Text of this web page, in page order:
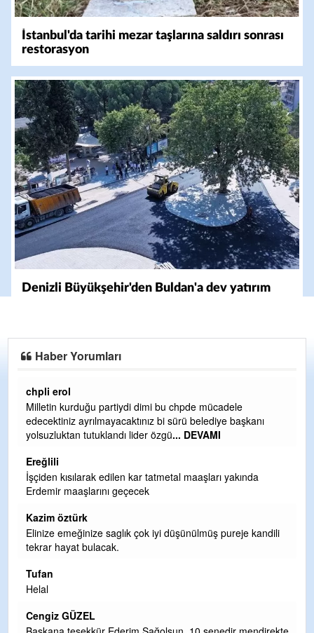
İstanbul'da tarihi mezar taşlarına saldırı sonrası
restorasyon
Denizli Büyükşehir'den Buldan'a dev yatırım
Haber Yorumları
Ereğlili
Ereğli Futbol Kulübünü Erdemir'i özelleştirenler düşünsün
ve sahip çıksınlar. Erdemir özelleştirilmeseydi sponsor
olurdu ve para probl... DEVAMI
Ereğlili
Tebrikler başkanım ve yönetim kurulu, güzel bir
hizmet.Ereğlimizin terası sayenizde huzur ve ahlak bulacak
Halil Aydın
Birol Şahin ülke hizmetine çeyrek asır damgasını vurmuş
değiştirmeden küsmeden yunus
Çırak ustasından öğrenir kısmet bağlamayı... Ben İbrahim